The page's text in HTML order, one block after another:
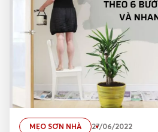
MẸO SƠN NHÀ 27/06/2022